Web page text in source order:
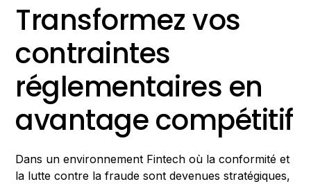
Transformez vos
contraintes
réglementaires en
avantage compétitif
Dans un environnement Fintech où la conformité et
la lutte contre la fraude sont devenues stratégiques,